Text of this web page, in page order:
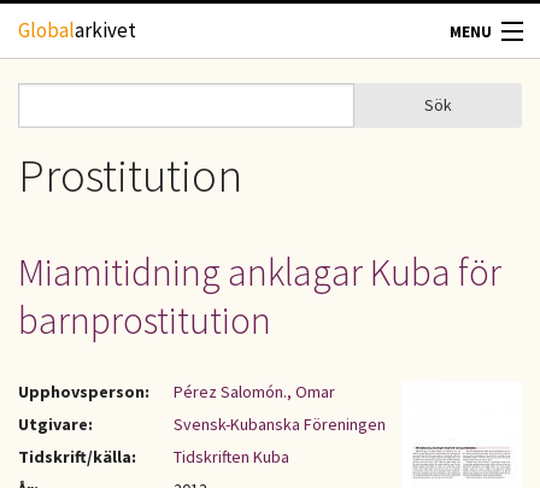
Hoppa till huvudinnehåll
Globalarkivet MENU
TIDSKRIFTER
UPPHOVSRÄTT
KONTAKT
Sökformulär
Sök
Prostitution
Miamitidning anklagar Kuba för
barnprostitution
Upphovsperson:
Pérez Salomón., Omar
Utgivare:
Svensk-Kubanska Föreningen
Tidskrift/källa:
Tidskriften Kuba